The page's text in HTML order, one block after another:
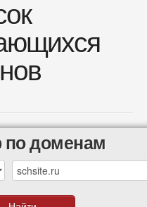
по доменам